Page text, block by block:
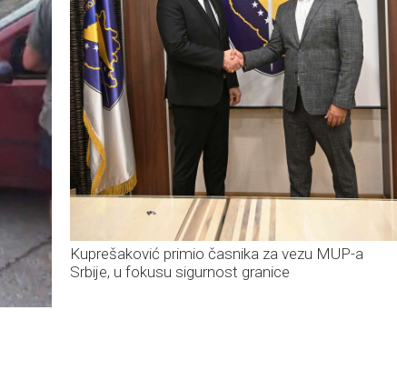
Kuprešaković primio časnika za vezu MUP-a
Srbije, u fokusu sigurnost granice